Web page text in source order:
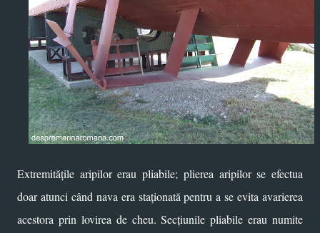
Extremitățile aripilor erau pliabile; plierea aripilor se efectua
doar atunci când nava era staționată pentru a se evita avarierea
acestora prin lovirea de cheu. Secțiunile pliabile erau numite